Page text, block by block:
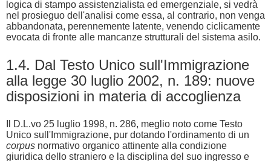
logica di stampo assistenzialista ed emergenziale, si vedrà
nel prosieguo dell'analisi come essa, al contrario, non venga
abbandonata, perennemente latente, venendo ciclicamente
evocata di fronte alle mancanze strutturali del sistema asilo.
1.4. Dal Testo Unico sull'Immigrazione
alla legge 30 luglio 2002, n. 189: nuove
disposizioni in materia di accoglienza
Il D.L.vo 25 luglio 1998, n. 286, meglio noto come Testo
Unico sull'Immigrazione, pur dotando l'ordinamento di un
corpus normativo organico attinente alla condizione
giuridica dello straniero e la disciplina del suo ingresso e